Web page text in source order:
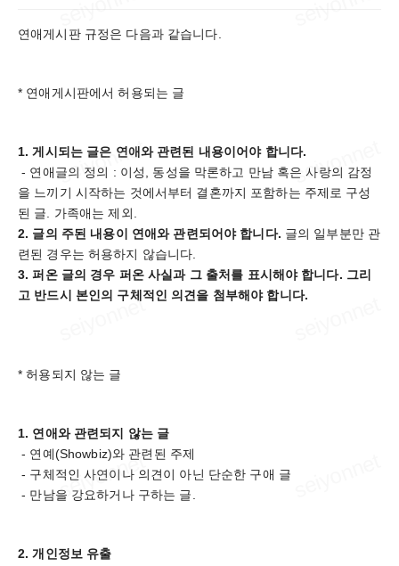
연애게시판 규정은 다음과 같습니다.
* 연애게시판에서 허용되는 글
1. 게시되는 글은 연애와 관련된 내용이어야 합니다.
- 연애글의 정의 : 이성, 동성을 막론하고 만남 혹은 사랑의 감정
을 느끼기 시작하는 것에서부터 결혼까지 포함하는 주제로 구성
된 글. 가족애는 제외.
2. 글의 주된 내용이 연애와 관련되어야 합니다. 글의 일부분만 관
련된 경우는 허용하지 않습니다.
3. 퍼온 글의 경우 퍼온 사실과 그 출처를 표시해야 합니다. 그리
고 반드시 본인의 구체적인 의견을 첨부해야 합니다.
* 허용되지 않는 글
1. 연애와 관련되지 않는 글
- 연예(Showbiz)와 관련된 주제
- 구체적인 사연이나 의견이 아닌 단순한 구애 글
- 만남을 강요하거나 구하는 글.
2. 개인정보 유출